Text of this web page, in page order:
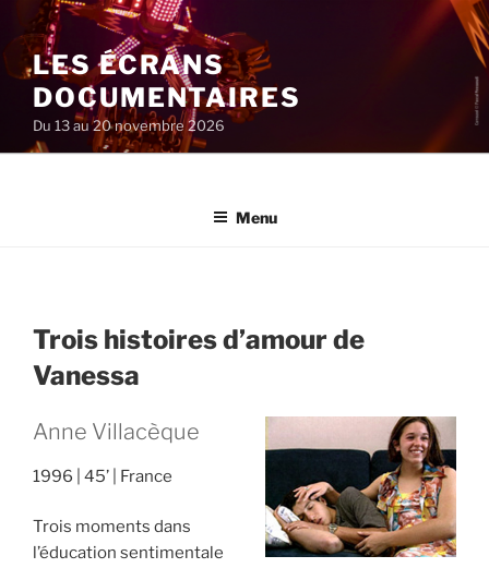
au
contenu
principal
LES ÉCRANS
DOCUMENTAIRES
Du 13 au 20 novembre 2026
Menu
Trois histoires d’amour de
Vanessa
Anne Villacèque
1996 45’ France
Trois moments dans
l’éducation sentimentale